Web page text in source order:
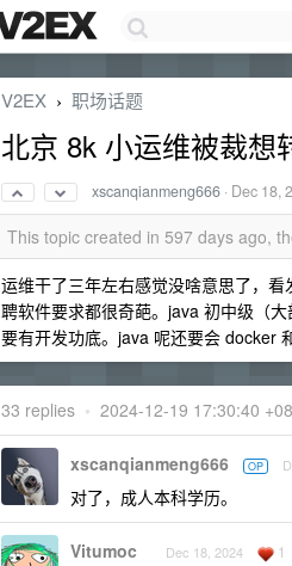
V2EX › 职场话题
北京 8k 小运维被裁想
xscanqianmeng666 · Dec 18,
This topic created in 597 days ago,
运维干了三年左右感觉没啥意思了，
聘软件要求都很奇葩。java 初中级（
要有开发功底。java 呢还要会 docker
33 replies • 2024-12-19 17:30:40
xscanqianmeng666 OP
对了，成人本科学历。
Vitumoc Dec 18, 2024 1